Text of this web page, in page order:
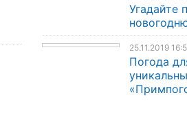
Угадайте
25.11.2019
Погода